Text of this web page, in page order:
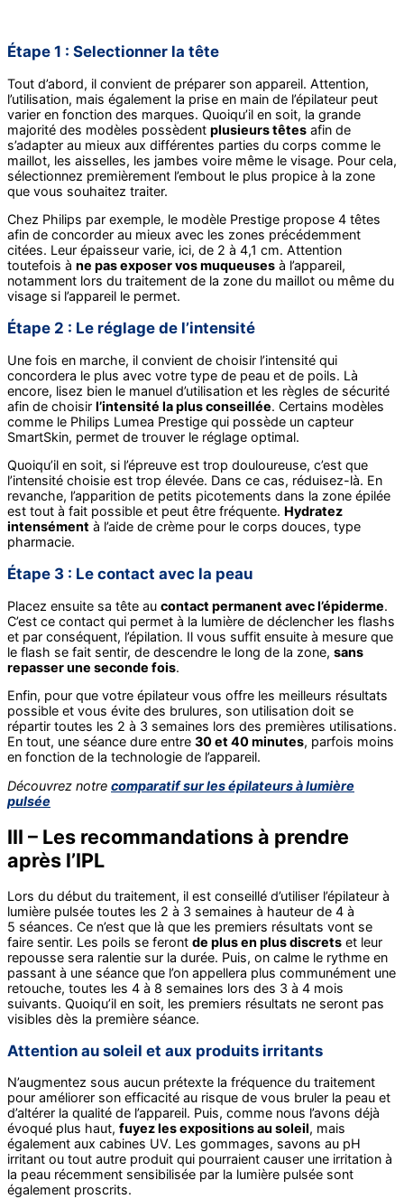
Étape 1 : Selectionner la tête
Tout d’abord, il convient de préparer son appareil. Attention,
l’utilisation, mais également la prise en main de l’épilateur peut
varier en fonction des marques. Quoiqu’il en soit, la grande
majorité des modèles possèdent plusieurs têtes afin de
s’adapter au mieux aux différentes parties du corps comme le
maillot, les aisselles, les jambes voire même le visage. Pour cela,
sélectionnez premièrement l’embout le plus propice à la zone
que vous souhaitez traiter.
Chez Philips par exemple, le modèle Prestige propose 4 têtes
afin de concorder au mieux avec les zones précédemment
citées. Leur épaisseur varie, ici, de 2 à 4,1 cm. Attention
toutefois à ne pas exposer vos muqueuses à l’appareil,
notamment lors du traitement de la zone du maillot ou même du
visage si l’appareil le permet.
Étape 2 : Le réglage de l’intensité
Une fois en marche, il convient de choisir l’intensité qui
concordera le plus avec votre type de peau et de poils. Là
encore, lisez bien le manuel d’utilisation et les règles de sécurité
afin de choisir l’intensité la plus conseillée. Certains modèles
comme le Philips Lumea Prestige qui possède un capteur
SmartSkin, permet de trouver le réglage optimal.
Quoiqu’il en soit, si l’épreuve est trop douloureuse, c’est que
l’intensité choisie est trop élevée. Dans ce cas, réduisez-là. En
revanche, l’apparition de petits picotements dans la zone épilée
est tout à fait possible et peut être fréquente. Hydratez
intensément à l’aide de crème pour le corps douces, type
pharmacie.
Étape 3 : Le contact avec la peau
Placez ensuite sa tête au contact permanent avec l’épiderme.
C’est ce contact qui permet à la lumière de déclencher les flashs
et par conséquent, l’épilation. Il vous suffit ensuite à mesure que
le flash se fait sentir, de descendre le long de la zone, sans
repasser une seconde fois.
Enfin, pour que votre épilateur vous offre les meilleurs résultats
possible et vous évite des brulures, son utilisation doit se
répartir toutes les 2 à 3 semaines lors des premières utilisations.
En tout, une séance dure entre 30 et 40 minutes, parfois moins
en fonction de la technologie de l’appareil.
Découvrez notre comparatif sur les épilateurs à lumière
pulsée
III – Les recommandations à prendre
après l’IPL
Lors du début du traitement, il est conseillé d’utiliser l’épilateur à
lumière pulsée toutes les 2 à 3 semaines à hauteur de 4 à
5 séances. Ce n’est que là que les premiers résultats vont se
faire sentir. Les poils se feront de plus en plus discrets et leur
repousse sera ralentie sur la durée. Puis, on calme le rythme en
passant à une séance que l’on appellera plus communément une
retouche, toutes les 4 à 8 semaines lors des 3 à 4 mois
suivants. Quoiqu’il en soit, les premiers résultats ne seront pas
visibles dès la première séance.
Attention au soleil et aux produits irritants
N’augmentez sous aucun prétexte la fréquence du traitement
pour améliorer son efficacité au risque de vous bruler la peau et
d’altérer la qualité de l’appareil. Puis, comme nous l’avons déjà
évoqué plus haut, fuyez les expositions au soleil, mais
également aux cabines UV. Les gommages, savons au pH
irritant ou tout autre produit qui pourraient causer une irritation à
la peau récemment sensibilisée par la lumière pulsée sont
également proscrits.